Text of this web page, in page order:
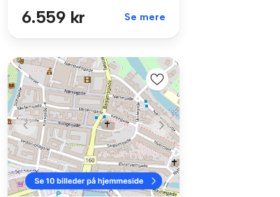
6.559 kr Se mere